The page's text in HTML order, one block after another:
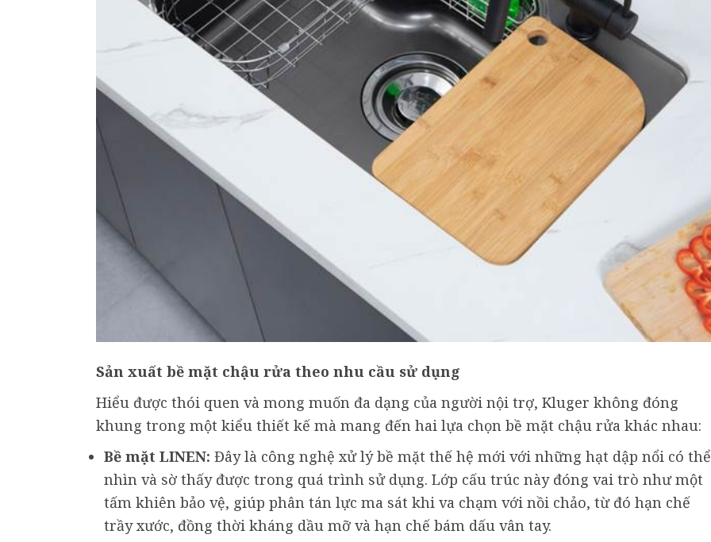
Sản xuất bề mặt chậu rửa theo nhu cầu sử dụng
Hiểu được thói quen và mong muốn đa dạng của người nội trợ, Kluger không đóng
khung trong một kiểu thiết kế mà mang đến hai lựa chọn bề mặt chậu rửa khác nhau:
Bề mặt LINEN: Đây là công nghệ xử lý bề mặt thế hệ mới với những hạt dập nổi có thể
nhìn và sờ thấy được trong quá trình sử dụng. Lớp cấu trúc này đóng vai trò như một
tấm khiên bảo vệ, giúp phân tán lực ma sát khi va chạm với nồi chảo, từ đó hạn chế
trầy xước, đồng thời kháng dầu mỡ và hạn chế bám dấu vân tay.